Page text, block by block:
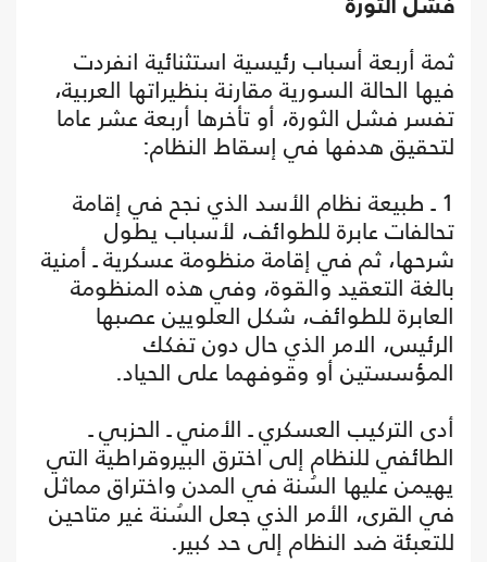
ثمة أربعة أسباب رئيسية استثنائية انفردت
فيها الحالة السورية مقارنة بنظيراتها العربية،
تفسر فشل الثورة، أو تأخرها أربعة عشر عاما
لتحقيق هدفها في إسقاط النظام:
1 ـ طبيعة نظام الأسد الذي نجح في إقامة
تحالفات عابرة للطوائف، لأسباب يطول
شرحها، ثم في إقامة منظومة عسكرية ـ أمنية
بالغة التعقيد والقوة، وفي هذه المنظومة
العابرة للطوائف، شكل العلويين عصبها
الرئيس، الامر الذي حال دون تفكك
المؤسستين أو وقوفهما على الحياد.
أدى التركيب العسكري ـ الأمني ـ الحزبي ـ
الطائفي للنظام إلى اخترق البيروقراطية التي
يهيمن عليها السُنة في المدن واختراق مماثل
في القرى، الأمر الذي جعل السُنة غير متاحين
للتعبئة ضد النظام إلى حد كبير.